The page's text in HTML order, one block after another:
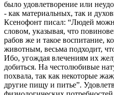
было удовлетворение или
- как материальных, так и
Ксенофонт писал: “Людей
словом, указывая, что
рабов же и такое воспитание,
животным, весьма подходит,
Ибо, угождая влечениям их
добиться. На честолюбивые
похвала, так как некоторые
другие пищу и питье”.